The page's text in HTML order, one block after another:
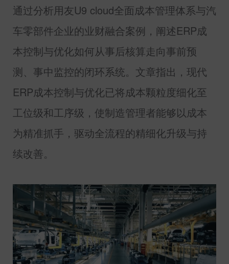
通过分析用友U9 cloud全面成本管理体系与汽
车零部件企业的业财融合案例，阐述ERP成
本控制与优化如何从事后核算走向事前预
测、事中监控的闭环系统。文章指出，现代
ERP成本控制与优化已将成本颗粒度细化至
工位级和工序级，使制造管理者能够以成本
为精准抓手，驱动全流程的精细化升级与持
续改善。